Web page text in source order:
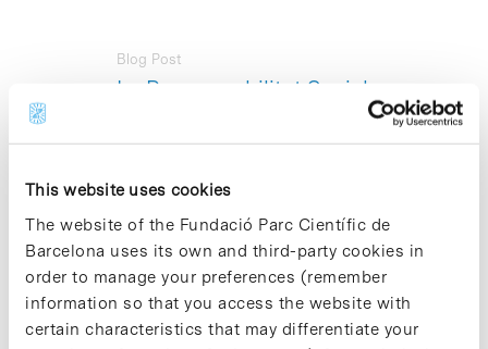
This website uses cookies
The website of the Fundació Parc Científic de
Barcelona uses its own and third-party cookies in
order to manage your preferences (remember
information so that you access the website with
certain characteristics that may differentiate your
La Responsabilitat Social
perspectiva de la direcció
TRANSLATE >>>
Blog Post
La Universitat de Barcelona (UB) i la
Fundació Centre d’Investigació
d’Economia i Societat (CIES), amb seu
al Parc Científic de Barcelona (PCB),
organitzen una Jornada sobre
Responsabilitat Social Corporativa